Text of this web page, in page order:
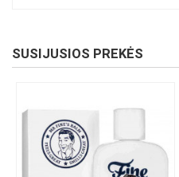
SUSIJUSIOS PREKĖS